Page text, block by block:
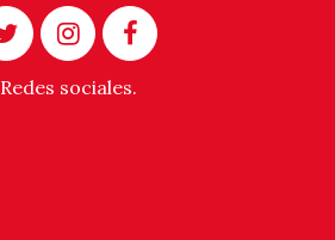
Redes sociales.